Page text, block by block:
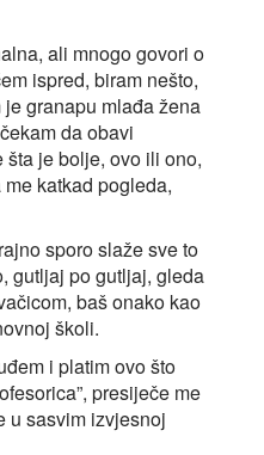
ali mnogo govori o
ispred, biram nešto,
granapu mlađa žena
da obavi
je bolje, ovo ili ono,
katkad pogleda,
sporo slaže sve to
gutljaj po gutljaj, gleda
baš onako kao
školi.
i platim ovo što
presiječe me
u sasvim izvjesnoj